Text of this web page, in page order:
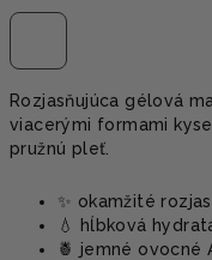
Rozjasňujúca gélová
viacerými formami
pružnú pleť.
✨ okamžité
💧 hĺbková
🍍 jemné ovocné